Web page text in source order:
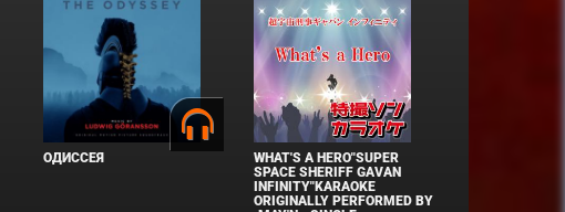
ОДИССЕЯ
WHAT'S A HERO"SUPER
SPACE SHERIFF GAVAN
INFINITY"KARAOKE
ORIGINALLY PERFORMED BY